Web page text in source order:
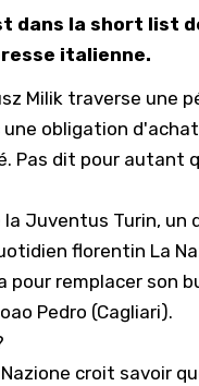
dans la short list
italienne.
Milik traverse une
obligation
Pas dit pour autant
la Juventus Turin, un
florentin La
pour remplacer son
Pedro (Cagliari).
croit savoir